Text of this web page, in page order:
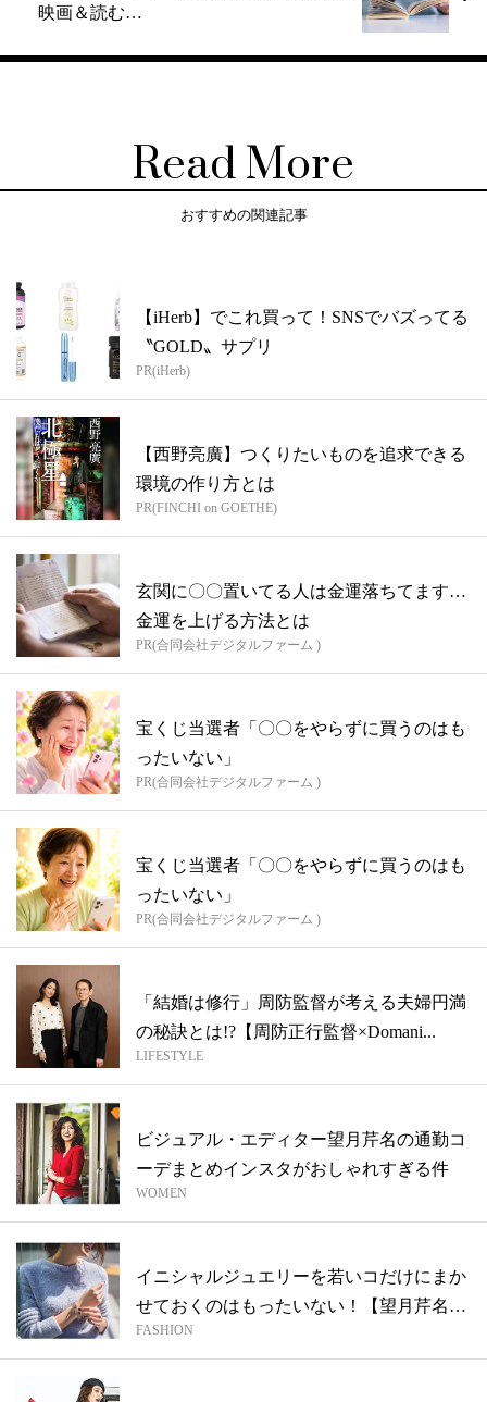
映画＆読む…
Read More
おすすめの関連記事
【iHerb】でこれ買って！SNSでバズってる
〝GOLD〟サプリ
PR(iHerb)
【西野亮廣】つくりたいものを追求できる
環境の作り方とは
PR(FINCHI on GOETHE)
玄関に〇〇置いてる人は金運落ちてます…
金運を上げる方法とは
PR(合同会社デジタルファーム )
宝くじ当選者「〇〇をやらずに買うのはも
ったいない」
PR(合同会社デジタルファーム )
宝くじ当選者「〇〇をやらずに買うのはも
ったいない」
PR(合同会社デジタルファーム )
「結婚は修行」周防監督が考える夫婦円満
の秘訣とは!?【周防正行監督×Domani...
LIFESTYLE
ビジュアル・エディター望月芹名の通勤コ
ーデまとめインスタがおしゃれすぎる件
WOMEN
イニシャルジュエリーを若いコだけにまか
せておくのはもったいない！【望月芹名の
おし...
FASHION